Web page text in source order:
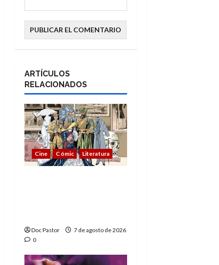
ARTÍCULOS
RELACIONADOS
Cine Cómic Literatura
Doc Pastor
7 de agosto de 2026
0